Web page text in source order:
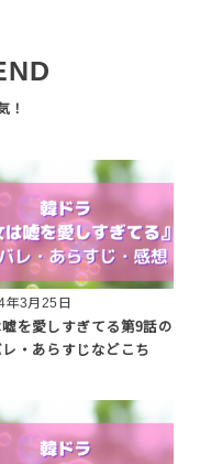
年3月25日
を愛しすぎてる第9話の
・あらすじなどこち